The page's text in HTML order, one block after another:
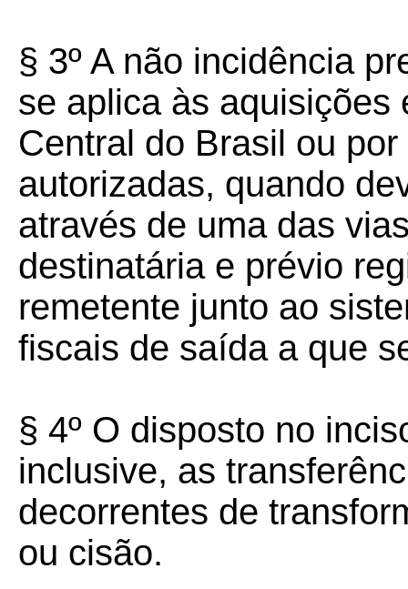
§ 3º A não incidência
se aplica às aquisições
Central do Brasil ou
autorizadas, quando
através de uma das
destinatária e prévio
remetente junto ao
fiscais de saída a que
§ 4º O disposto no
inclusive, as
decorrentes de
ou cisão.